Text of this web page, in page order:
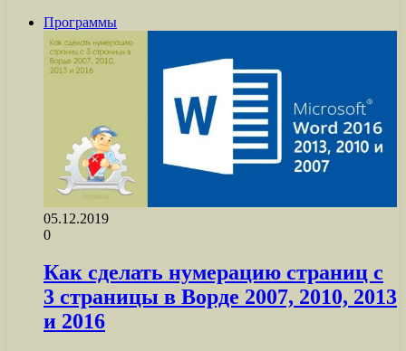
Программы
05.12.2019
0
Как сделать нумерацию страниц с
3 страницы в Ворде 2007, 2010, 2013
и 2016